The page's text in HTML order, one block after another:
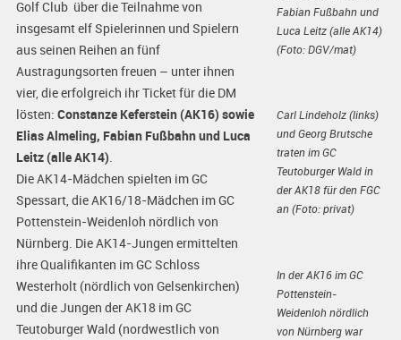
Golf Club über die Teilnahme von
insgesamt elf Spielerinnen und Spielern
aus seinen Reihen an fünf
Austragungsorten freuen – unter ihnen
vier, die erfolgreich ihr Ticket für die DM
lösten: Constanze Keferstein (AK16) sowie
Elias Almeling, Fabian Fußbahn und Luca
Leitz (alle AK14).
Die AK14-Mädchen spielten im GC
Spessart, die AK16/18-Mädchen im GC
Pottenstein-Weidenloh nördlich von
Nürnberg. Die AK14-Jungen ermittelten
ihre Qualifikanten im GC Schloss
Westerholt (nördlich von Gelsenkirchen)
und die Jungen der AK18 im GC
Teutoburger Wald (nordwestlich von
Fabian Fußbahn und
Luca Leitz (alle AK14)
(Foto: DGV/mat)
Carl Lindeholz (links)
und Georg Brutsche
traten im GC
Teutoburger Wald in
der AK18 für den FGC
an (Foto: privat)
In der AK16 im GC
Pottenstein-
Weidenloh nördlich
von Nürnberg war